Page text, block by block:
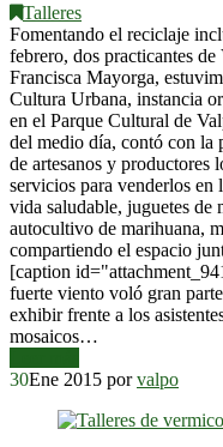
Talleres
Fomentando el reciclaje
febrero, dos practicantes
Francisca Mayorga,
Cultura Urbana, instancia
en el Parque Cultural de
del medio día, contó con la
de artesanos y productores
servicios para venderlos en
vida saludable, juguetes de
autocultivo de marihuana,
compartiendo el espacio
[caption
fuerte viento voló gran
exhibir frente a los
mosaicos…
30Ene 2015 porvalpo